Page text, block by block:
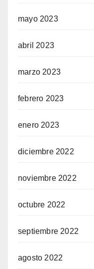
mayo 2023
abril 2023
marzo 2023
febrero 2023
enero 2023
diciembre 2022
noviembre 2022
octubre 2022
septiembre 2022
agosto 2022